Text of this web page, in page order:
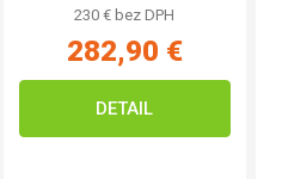
230 € bez DPH
282,90 €
DETAIL